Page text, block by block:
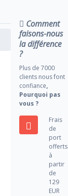
Comment
faisons-nous
la différence
?
Plus de 7000
clients nous font
confiance,
Pourquoi pas
vous ?
Frais
de
port
offerts
à
partir
de
129
EUR